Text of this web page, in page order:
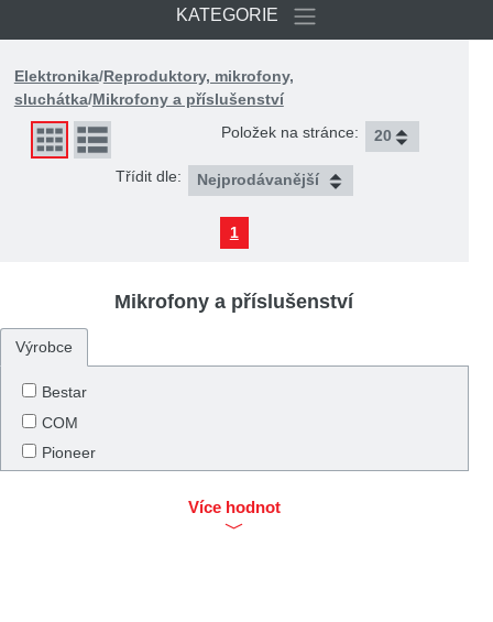
KATEGORIE
Elektronika/Reproduktory, mikrofony,
sluchátka/Mikrofony a příslušenství
Položek na stránce:
Třídit dle:
1
Mikrofony a příslušenství
Výrobce
Bestar
COM
Pioneer
Více hodnot